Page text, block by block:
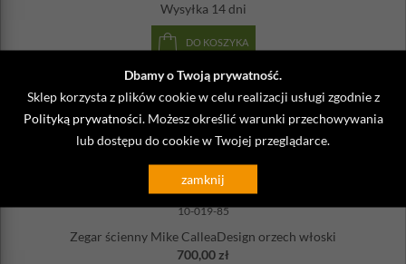
Dbamy o Twoją prywatność.
Sklep korzysta z plików cookie w celu realizacji usługi zgodnie z
Polityką prywatności . Możesz określić warunki przechowywania
lub dostępu do cookie w Twojej przeglądarce.
zamknij
Wysyłka 14 dni
DO KOSZYKA
10-019-85
Zegar ścienny Mike CalleaDesign orzech włoski
700,00 zł